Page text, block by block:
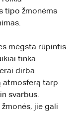
tipo žmonėms
mėgsta rūpintis
tinka
dirba
atmosferą tarp
svarbus.
jie gali